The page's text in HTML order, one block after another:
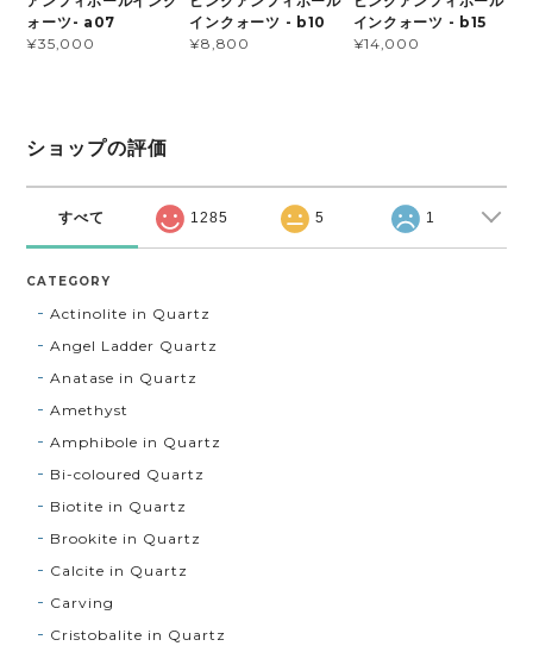
ォーツ- a07
¥35,000
インクォーツ - b10
¥8,800
インクォーツ - b15
¥14,000
ショップの評価
すべて 1285 5 1
CATEGORY
Actinolite in Quartz
Angel Ladder Quartz
Anatase in Quartz
Amethyst
Amphibole in Quartz
Bi-coloured Quartz
Biotite in Quartz
Brookite in Quartz
Calcite in Quartz
Carving
Cristobalite in Quartz